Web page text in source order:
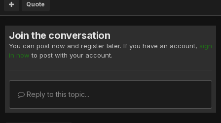
Quote
Join the conversation
You can post now and register later. If you have an account, sign
in now to post with your account.
Reply to this topic...